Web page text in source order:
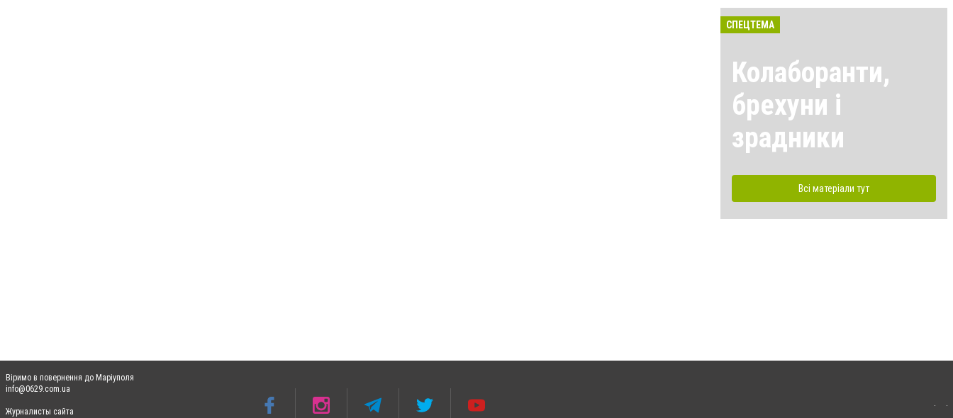
СПЕЦТЕМА
Колаборанти,
брехуни і
зрадники
Всі матеріали тут
Віримо в повернення до Маріуполя
info@0629.com.ua
Журналисты сайта